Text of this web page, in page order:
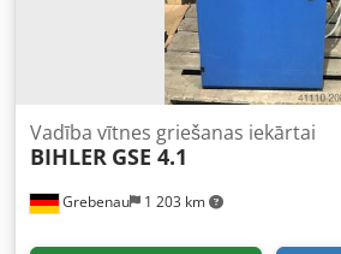
Grebenau 1 203 km
Vadība vītnes griešanas iekārtai
BIHLER GSE 4.1